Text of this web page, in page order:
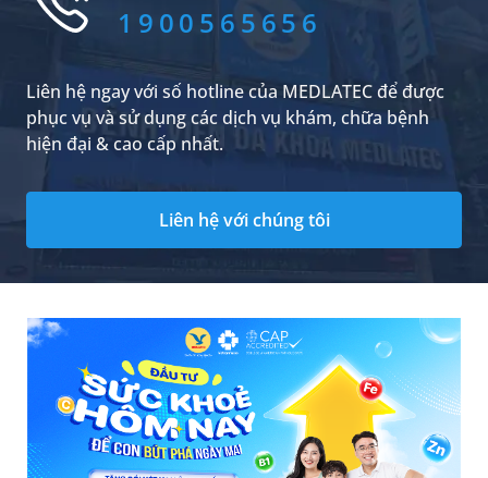
tổn thương thận cùng nhiều bệnh lý tiềm ẩn
khác.
1900565656
Liên hệ ngay với số hotline của MEDLATEC để được
phục vụ và sử dụng các dịch vụ khám, chữa bệnh
hiện đại & cao cấp nhất.
Liên hệ với chúng tôi